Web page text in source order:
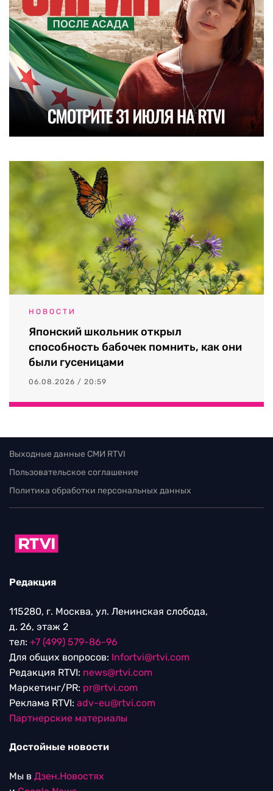
НОВОСТИ
Японский школьник открыл
способность бабочек помнить, как они
были гусеницами
06.08.2026 / 20:59
Выходные данные СМИ RTVI
Пользовательское соглашение
Политика обработки персональных данных
Редакция
115280, г. Москва, ул. Ленинская слобода,
д. 26, этаж 2
тел: +7 (499) 579-86-96
Для общих вопросов: Infortvi@rtvi.com
Редакция RTVI: news@rtvi.com
Маркетинг/PR: pr@rtvi.com
Реклама RTVI: adv-eu@rtvi.com
Партнерские материалы
Достойные новости
Мы в Дзен.Новостях